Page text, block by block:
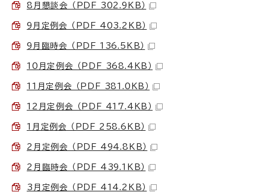
8月懇談会 （PDF 302.9KB）
9月定例会 （PDF 403.2KB）
9月臨時会 （PDF 136.5KB）
10月定例会 （PDF 368.4KB）
11月定例会 （PDF 381.0KB）
12月定例会 （PDF 417.4KB）
1月定例会 （PDF 258.6KB）
2月定例会 （PDF 494.8KB）
2月臨時会 （PDF 439.1KB）
3月定例会 （PDF 414.2KB）